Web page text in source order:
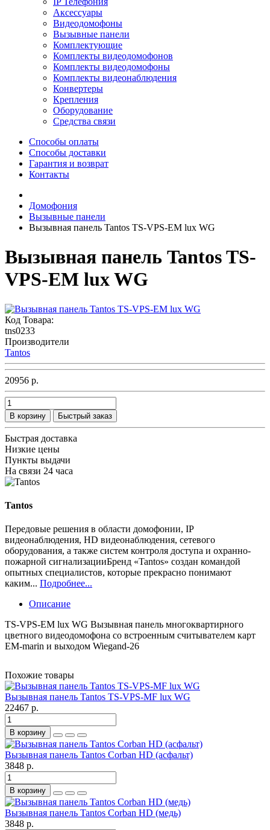
Аксессуары
Видеодомофоны
Вызывные панели
Комплектующие
Комплекты видеодомофонов
Комплекты видеодомофоны
Комплекты видеонаблюдения
Конвертеры
Крепления
Оборудование
Средства связи
Способы оплаты
Способы доставки
Гарантия и возврат
Контакты
Домофония
Вызывные панели
Вызывная панель Tantos TS-VPS-EM lux WG
Вызывная панель Tantos TS-
VPS-EM lux WG
Код Товара:
tns0233
Производители
Tantos
20956 р.
В корзину Быстрый заказ
Быстрая доставка
Низкие цены
Пункты выдачи
На связи 24 часа
Tantos
Передовые решения в области домофонии, IP
видеонаблюдения, HD видеонаблюдения, сетевого
оборудования, а также систем контроля доступа и охранно-
пожарной сигнализацииБренд «Tantos» создан командой
опытных специалистов, которые прекрасно понимают
каким... Подробнее...
Описание
TS-VPS-EM lux WG Вызывная панель многоквартирного
цветного видеодомофона со встроенным считывателем карт
EM-marin и выходом Wiegand-26
Похожие товары
Вызывная панель Tantos TS-VPS-MF lux WG
22467 р.
В корзину
Вызывная панель Tantos Corban HD (асфальт)
3848 р.
В корзину
Вызывная панель Tantos Corban HD (медь)
3848 р.